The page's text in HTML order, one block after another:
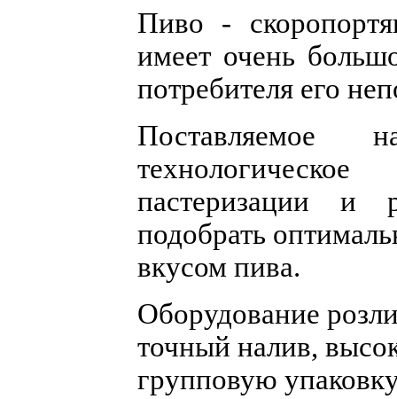
Пиво -
имеет очень
потребителя его
Поставляемое
пастеризации и
подобрать
вкусом пива.
Оборудование
точный налив,
групповую